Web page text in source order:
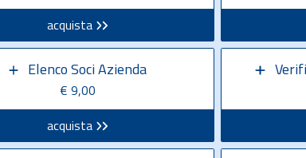
acquista
Elenco Soci Azienda
€ 9,00
acquista